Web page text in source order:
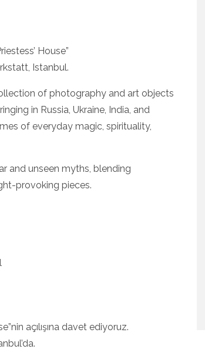
House”
Istanbul.
of photography and art objects
in Russia, Ukraine, India, and
of everyday magic, spirituality,
and unseen myths, blending
provoking pieces.
açılışına davet ediyoruz.
BEYOND THE BEAT:
SONGWRITING,
ARRANGEMENT AND
PRODUCTION